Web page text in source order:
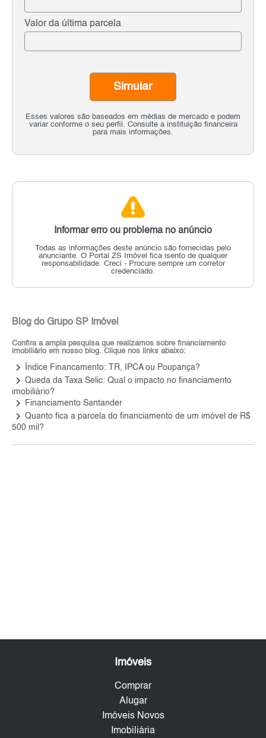
Valor da última parcela
Esses valores são baseados em médias de mercado e podem
variar conforme o seu perfil. Consulte a instituição financeira
para mais informações.
Simular
Informar erro ou problema no anúncio
Todas as informações deste anúncio são fornecidas pelo
anunciante. O Portal ZS Imóvel fica isento de qualquer
responsabilidade. Creci - Procure sempre um corretor
credenciado.
Blog do Grupo SP Imóvel
Confira a ampla pesquisa que realizamos sobre financiamento
imobiliário em nosso blog. Clique nos links abaixo:
keyboard_arrow_right Índice Financamento: TR, IPCA ou Poupança?
keyboard_arrow_right Queda da Taxa Selic: Qual o impacto no financiamento
imobiliário?
keyboard_arrow_right Financiamento Santander
keyboard_arrow_right Quanto fica a parcela do financiamento de um imóvel de R$
500 mil?
Imóveis
Comprar
Alugar
Imóveis Novos
Imobiliária